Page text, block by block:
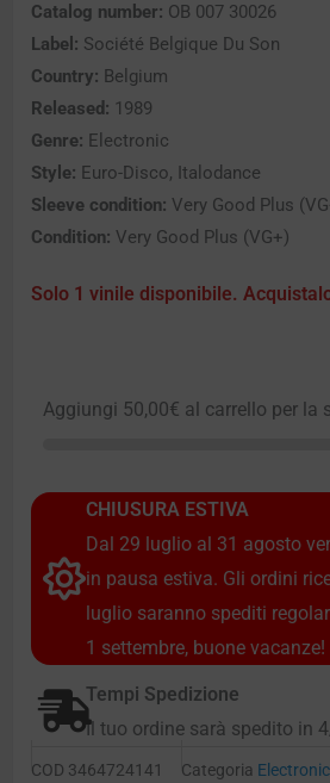
Catalog number: OB 007 30026
Label: Société Belgique Du Son
Country: Belgium
Released: 1989
Genre: Electronic
Style: Euro-Disco, Italodance
Sleeve condition: Very Good Plus
Condition: Very Good Plus (VG+)
Solo 1 vinile disponibile.
Aggiungi 50,00€ al carrello per la
CHIUSURA ESTIVA
Dal 29 luglio al 31 agosto
in pausa estiva. Gli ordini
luglio saranno spediti
1 settembre, buone vacanze!
Tempi Spedizione
Il tuo ordine sarà spedito in
COD 3464724141 Categoria Electronic